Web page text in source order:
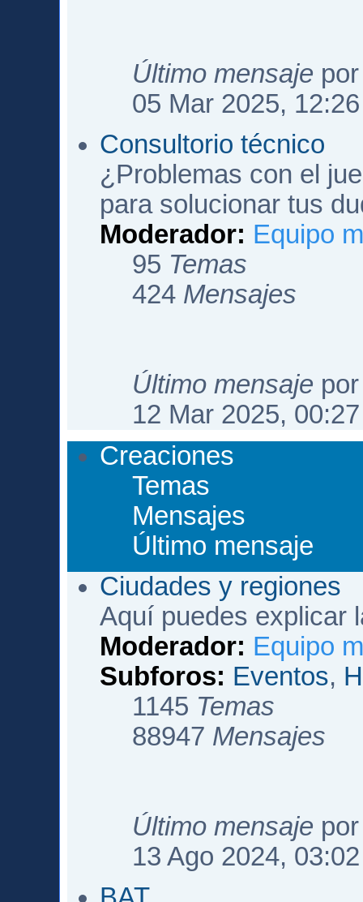
Último mensaje
05 Mar 2025, 12:26
Consultorio técnico
¿Problemas con el
para solucionar tus
Moderador: Equipo
95 Temas
424 Mensajes
Último mensaje
12 Mar 2025, 00:27
Creaciones
Temas
Mensajes
Último mensaje
Ciudades y regiones
Aquí puedes explicar
Moderador: Equipo
Subforos: Eventos,
1145 Temas
88947 Mensajes
Último mensaje
13 Ago 2024, 03:02